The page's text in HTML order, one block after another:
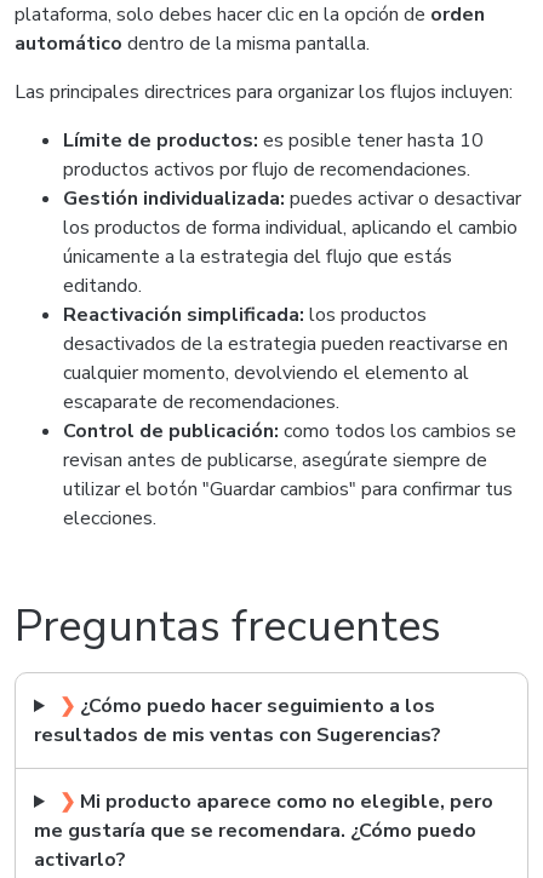
plataforma, solo debes hacer clic en la opción de orden
automático dentro de la misma pantalla.
Las principales directrices para organizar los flujos incluyen:
Límite de productos: es posible tener hasta 10
productos activos por flujo de recomendaciones.
Gestión individualizada: puedes activar o desactivar
los productos de forma individual, aplicando el cambio
únicamente a la estrategia del flujo que estás
editando.
Reactivación simplificada: los productos
desactivados de la estrategia pueden reactivarse en
cualquier momento, devolviendo el elemento al
escaparate de recomendaciones.
Control de publicación: como todos los cambios se
revisan antes de publicarse, asegúrate siempre de
utilizar el botón "Guardar cambios" para confirmar tus
elecciones.
Preguntas frecuentes
❯ ¿Cómo puedo hacer seguimiento a los
resultados de mis ventas con Sugerencias?
❯ Mi producto aparece como no elegible, pero
me gustaría que se recomendara. ¿Cómo puedo
activarlo?